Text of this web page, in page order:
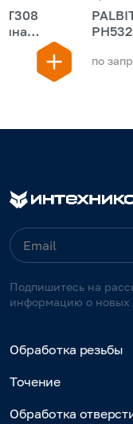
PH5320 —
по
Подпишитесь на
информацию о новых
Обработка резьбы
Точение
Обработка